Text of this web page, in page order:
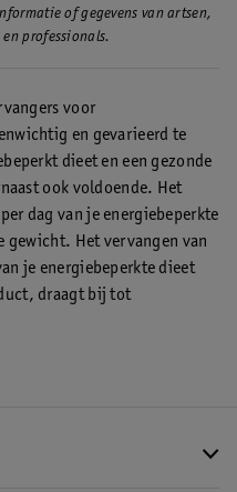
of gegevens van artsen,
professionals.
voor
en gevarieerd te
dieet en een gezonde
ook voldoende. Het
dag van je energiebeperkte
gewicht. Het vervangen van
je energiebeperkte dieet
draagt bij tot